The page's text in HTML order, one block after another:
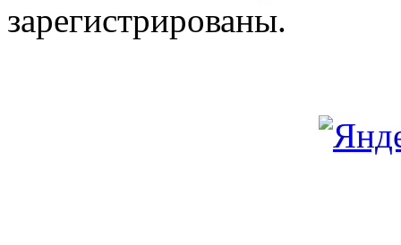
зарегистрированы.